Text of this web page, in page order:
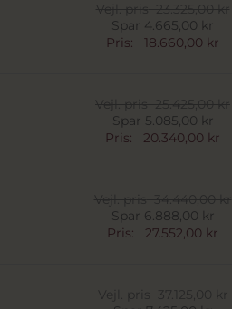
Vejl. pris23.325,00 kr
Spar 4.665,00 kr
Pris:
18.660,00 kr
Vejl. pris25.425,00 kr
Spar 5.085,00 kr
Pris:
20.340,00 kr
Vejl. pris34.440,00 kr
Spar 6.888,00 kr
Pris:
27.552,00 kr
Vejl. pris37.125,00 kr